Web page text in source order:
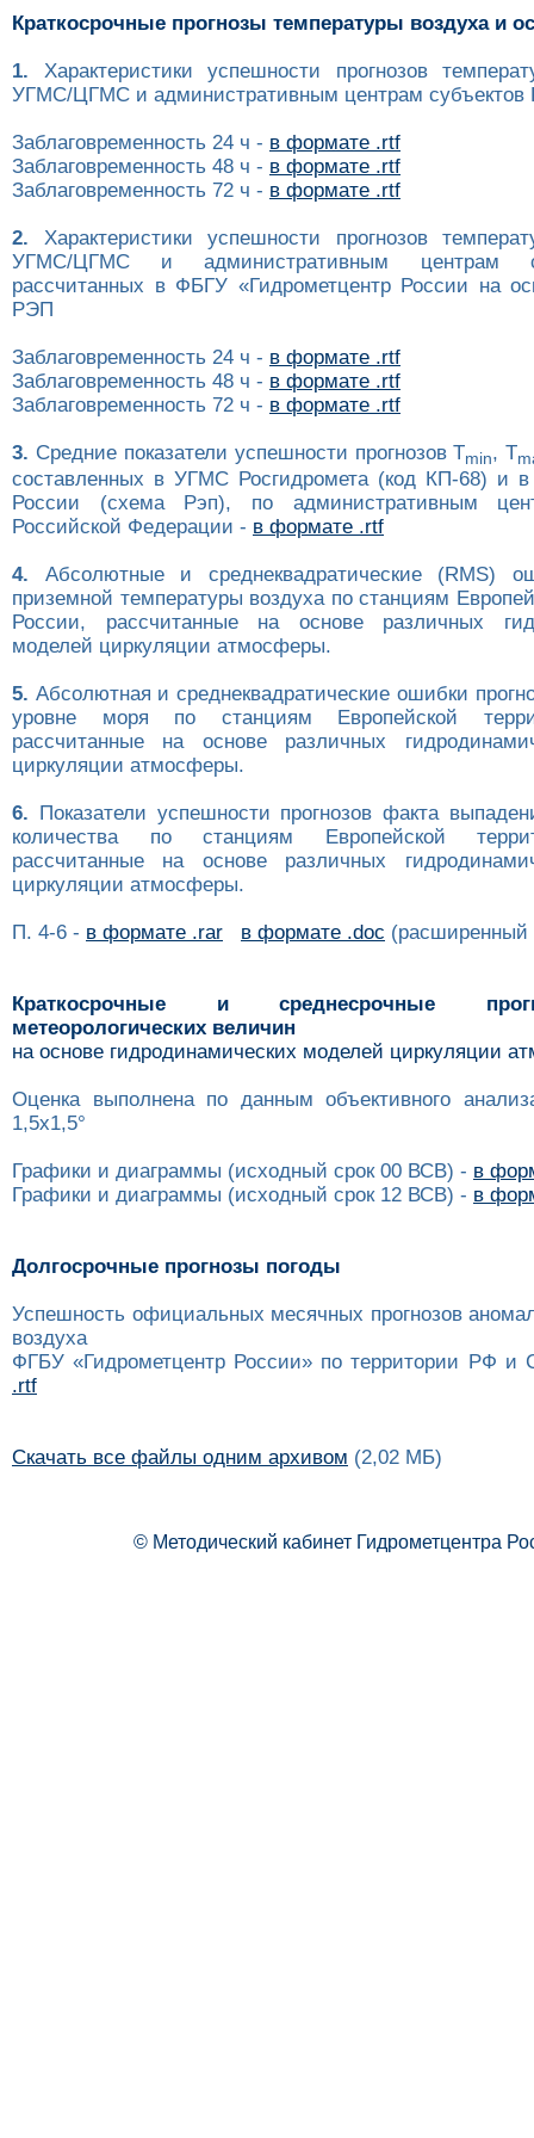
Краткосрочные прогнозы температуры воздуха и
1. Характеристики успешности прогнозов
УГМС/ЦГМС и административным центрам субъектов
Заблаговременность 24 ч - в формате .rtf
Заблаговременность 48 ч - в формате .rtf
Заблаговременность 72 ч - в формате .rtf
2. Характеристики успешности прогнозов
УГМС/ЦГМС и административным центрам
рассчитанных в ФБГУ «Гидрометцентр России на
РЭП
Заблаговременность 24 ч - в формате .rtf
Заблаговременность 48 ч - в формате .rtf
Заблаговременность 72 ч - в формате .rtf
3. Средние показатели успешности прогнозов Tmin, T
составленных в УГМС Росгидромета (код КП-68) и в
России (схема Рэп), по административным
Российской Федерации - в формате .rtf
4. Абсолютные и среднеквадратические (RMS)
приземной температуры воздуха по станциям
России, рассчитанные на основе различных
моделей циркуляции атмосферы.
5. Абсолютная и среднеквадратические ошибки
уровне моря по станциям Европейской
рассчитанные на основе различных
циркуляции атмосферы.
6. Показатели успешности прогнозов факта
количества по станциям Европейской
рассчитанные на основе различных
циркуляции атмосферы.
П. 4-6 - в формате .rar в формате .doc (расширенный
Краткосрочные и среднесрочные
метеорологических величин
на основе гидродинамических моделей циркуляции
Оценка выполнена по данным объективного
1,5x1,5°
Графики и диаграммы (исходный срок 00 ВСВ) - в
Графики и диаграммы (исходный срок 12 ВСВ) - в
Долгосрочные прогнозы погоды
Успешность официальных месячных прогнозов
воздуха
ФГБУ «Гидрометцентр России» по территории РФ
.rtf
Скачать все файлы одним архивом (2,02 МБ)
© Методический кабинет Гидрометцентра